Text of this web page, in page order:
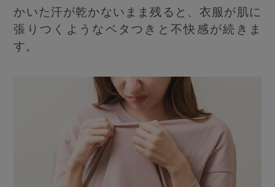
かいた汗が乾かないまま残ると、衣服が肌に
張りつくようなベタつきと不快感が続きま
す。